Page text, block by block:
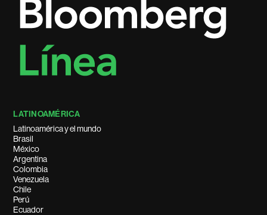
LATINOAMÉRICA
Latinoamérica y el mundo
Brasil
México
Argentina
Colombia
Venezuela
Chile
Perú
Ecuador